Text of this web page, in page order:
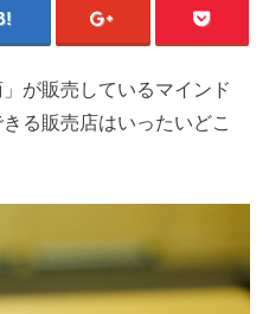
が販売しているマインド
る販売店はいったいどこ